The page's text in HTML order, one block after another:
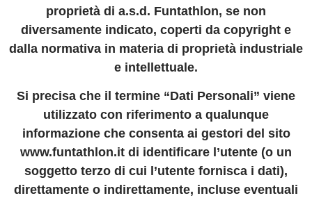
proprietà di a.s.d. Funtathlon, se non
diversamente indicato, coperti da copyright e
dalla normativa in materia di proprietà industriale
e intellettuale.
Si precisa che il termine “Dati Personali” viene
utilizzato con riferimento a qualunque
informazione che consenta ai gestori del sito
www.funtathlon.it di identificare l’utente (o un
soggetto terzo di cui l’utente fornisca i dati),
direttamente o indirettamente, incluse eventuali